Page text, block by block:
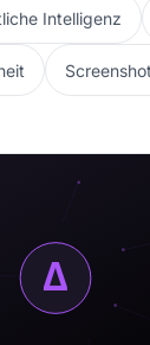
Intelligenz